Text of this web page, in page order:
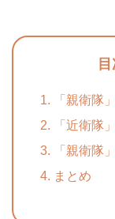
「親衛隊
「近衛隊
「親衛隊
まとめ